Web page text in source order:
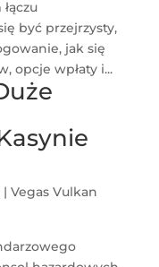
być przejrzysty,
jak się
opcje wpłaty i...
| Vegas Vulkan